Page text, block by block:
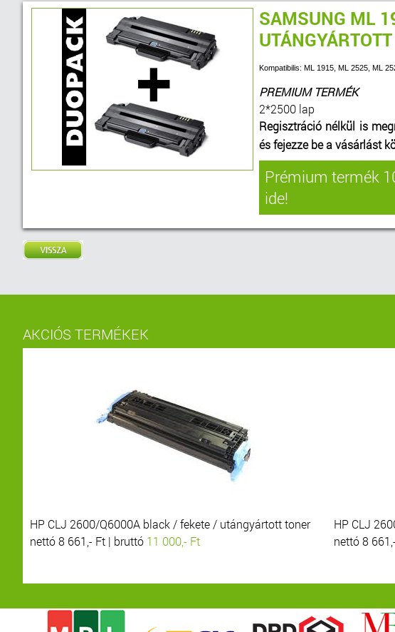
SAMSUNG ML
Kompatibilis: ML 1915, ML 2525, ML
PREMIUM TERMÉK
2*2500 lap
Regisztráció nélkül is
és fejezze be a vásárlást
Prémium termék
ide!
AKCIÓS TERMÉKEK
HP CLJ 2600/Q6000A black / fekete / utángyártott toner
nettó 8 661,- Ft | bruttó 11 000,- Ft
HP CLJ
nettó 8